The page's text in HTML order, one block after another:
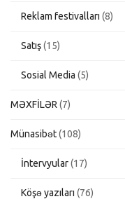
Reklam festivalları (8)
Satış(15)
Sosial Media (5)
MƏXFİLƏR (7)
Münasibət(108)
İntervyular(17)
Köşə yazıları (76)